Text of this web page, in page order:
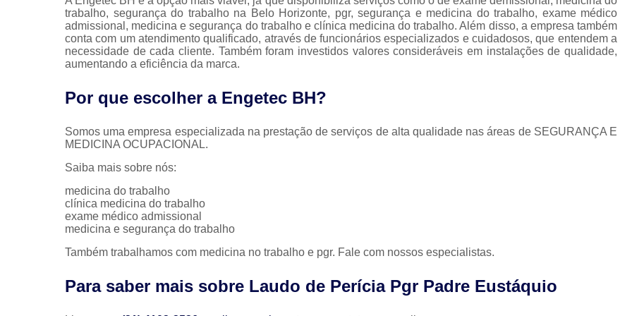
Medicina do Trabalho em Nova Lima
Medicina do Trabalho Exame
Saúde Ocupacional e Medicina do
Controle de Saúde Ocupacional
Nr 07 Programa de
Programa Controle
Programa de Controle Médico
Programa de Controle
trabalho, segurança do trabalho na Belo Horizonte, pgr, segurança e medicina do trabalho, exame médico
admissional, medicina e segurança do trabalho e clínica medicina do trabalho. Além disso, a empresa também
conta com um atendimento qualificado, através de funcionários especializados e cuidadosos, que entendem a
necessidade de cada cliente. Também foram investidos valores consideráveis em instalações de qualidade,
aumentando a eficiência da marca.
Por que escolher a Engetec BH?
Somos uma empresa especializada na prestação de serviços de alta qualidade nas áreas de SEGURANÇA E
MEDICINA OCUPACIONAL.
Saiba mais sobre nós:
medicina do trabalho
clínica medicina do trabalho
exame médico admissional
medicina e segurança do trabalho
Também trabalhamos com medicina no trabalho e pgr. Fale com nossos especialistas.
Para saber mais sobre Laudo de Perícia Pgr Padre Eustáquio